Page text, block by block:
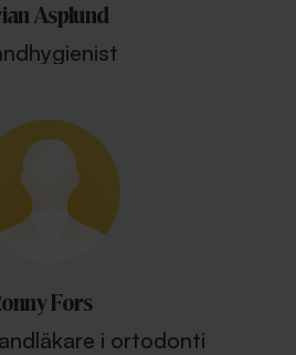
Asplund
Fors
i ortodonti